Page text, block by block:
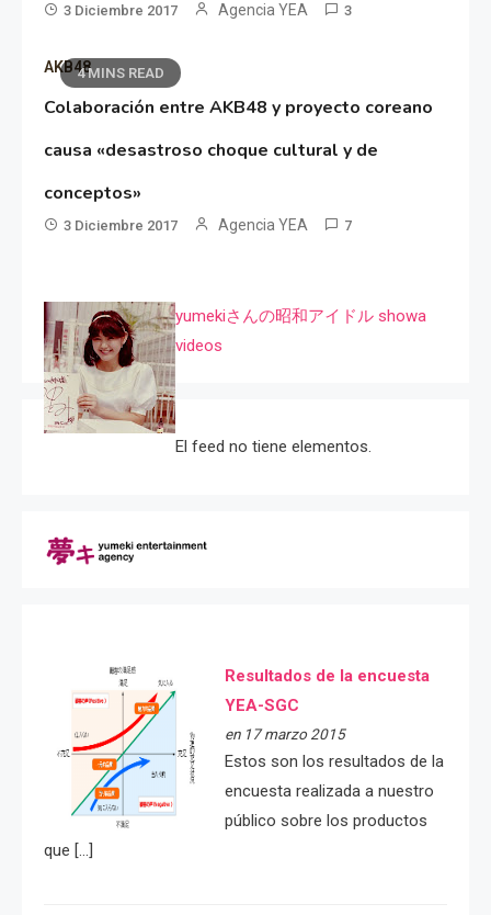
3 Diciembre 2017 Agencia YEA 3
4 MINS READ
AKB48
Colaboración entre AKB48 y proyecto coreano
causa «desastroso choque cultural y de
conceptos»
3 Diciembre 2017 Agencia YEA 7
yumekiさんの昭和アイドル showa
videos
El feed no tiene elementos.
Resultados de la encuesta
YEA-SGC
en 17 marzo 2015
Estos son los resultados de la
encuesta realizada a nuestro
público sobre los productos
que […]